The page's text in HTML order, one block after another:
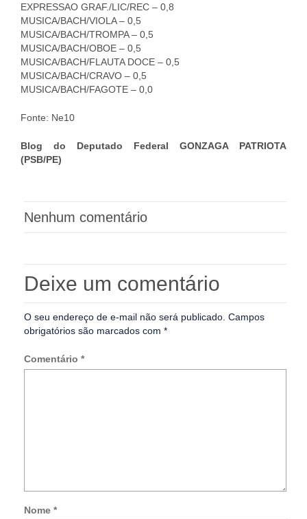
EXPRESSAO GRAF./LIC/REC – 0,8
MUSICA/BACH/VIOLA – 0,5
MUSICA/BACH/TROMPA – 0,5
MUSICA/BACH/OBOE – 0,5
MUSICA/BACH/FLAUTA DOCE – 0,5
MUSICA/BACH/CRAVO – 0,5
MUSICA/BACH/FAGOTE – 0,0
Fonte: Ne10
Blog do Deputado Federal GONZAGA PATRIOTA
(PSB/PE)
Nenhum comentário
Deixe um comentário
O seu endereço de e-mail não será publicado. Campos
obrigatórios são marcados com *
Comentário *
Nome *